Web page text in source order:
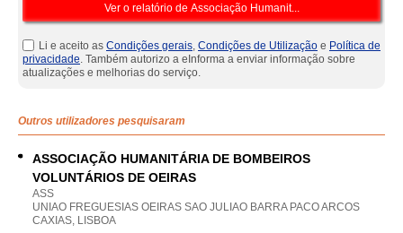
Li e aceito as Condições gerais, Condições de Utilização e Política de
privacidade. Também autorizo a eInforma a enviar informação sobre
atualizações e melhorias do serviço.
Outros utilizadores pesquisaram
ASSOCIAÇÃO HUMANITÁRIA DE BOMBEIROS
VOLUNTÁRIOS DE OEIRAS
ASS
UNIAO FREGUESIAS OEIRAS SAO JULIAO BARRA PACO ARCOS
CAXIAS, LISBOA